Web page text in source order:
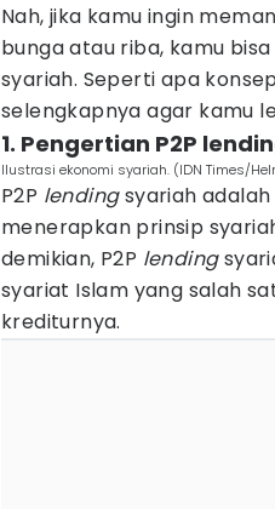
Nah, jika kamu ingin
bunga atau riba, kamu
syariah. Seperti apa
selengkapnya agar kamu
1. Pengertian P2P
Ilustrasi ekonomi syariah. (IDN Times/
P2P lendingsyariah
menerapkan prinsip
demikian, P2P lending
syariat Islam yang salah
krediturnya.